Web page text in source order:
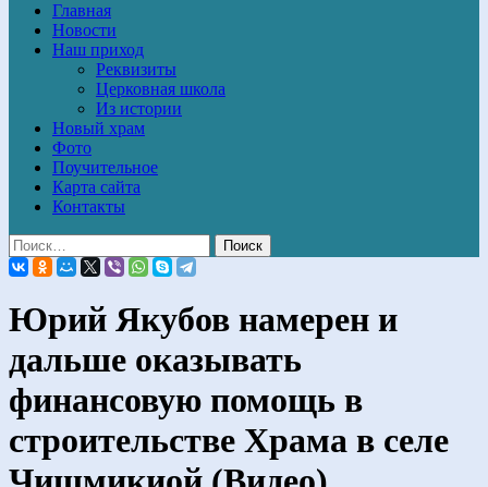
Главная
Новости
Наш приход
Реквизиты
Церковная школа
Из истории
Новый храм
Фото
Поучительное
Карта сайта
Контакты
Юрий Якубов намерен и
дальше оказывать
финансовую помощь в
строительстве Храма в селе